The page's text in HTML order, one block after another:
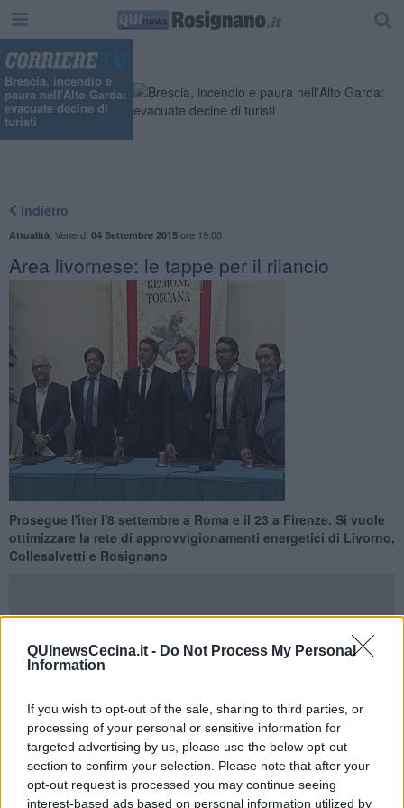
QUInewsCecina.it - Do Not Process My Personal
Information
If you wish to opt-out of the sale, sharing to third parties, or
processing of your personal or sensitive information for
targeted advertising by us, please use the below opt-out
section to confirm your selection. Please note that after your
opt-out request is processed you may continue seeing
interest-based ads based on personal information utilized by
Brescia, incendio e
paura nell'Alto Garda:
evacuate decine di
turisti
Indietro
Attualità Venerdì 04 Settembre 2015ore 19:00
Area livornese: le tappe per il rilancio
​Prosegue l'iter l'8 settembre a Roma e il 23 a Firenze. Si vuole
ottimizzare la rete di approvvigionamenti energetici di Livorno,
Collesalvetti e Rosignano
LIVORNO —Si riunirà l'
l'attuazione dell'accordo di programma per il rilancio
competitivo dell'area costiera livornese.
All'ordine del giorno tre punti chiave, a partire dalla definizione degli
interventi strategici di sviluppo dell'area nell'ambito della
reindustrializzazione e riqualificazione produttiva. Saranno poi